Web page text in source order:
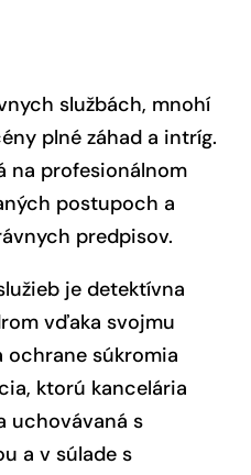
službách, mnohí
plné záhad a intríg.
na profesionálnom
postupoch a
predpisov.
je detektívna
vďaka svojmu
ochrane súkromia
ktorú kancelária
uchovávaná s
a v súlade s